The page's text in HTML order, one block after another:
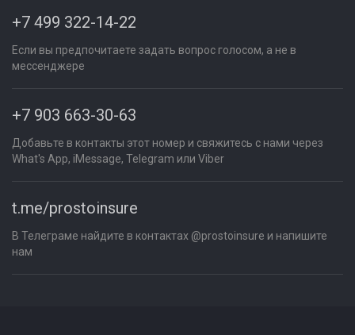
+7 499 322-14-22
Если вы предпочитаете задать вопрос голосом, а не в
мессенджере
+7 903 663-30-63
Добавьте в контакты этот номер и свяжитесь с нами через
What's App, iMessage, Telegram или Viber
t.me/prostoinsure
В Телеграме найдите в контактах @prostoinsure и напишите
нам